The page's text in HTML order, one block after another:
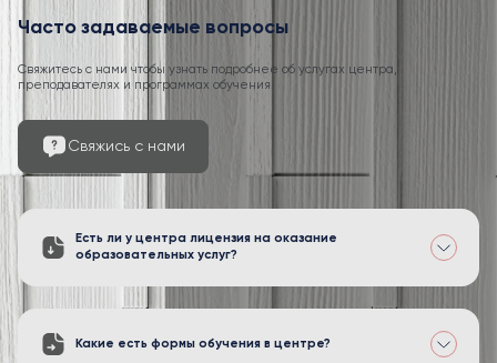
Часто задаваемые вопросы
Свяжитесь с нами чтобы узнать подробнее об услугах центра,
преподавателях и программах обучения
Свяжись с нами
Есть ли у центра лицензия на оказание
образовательных услуг?
Какие есть формы обучения в центре?